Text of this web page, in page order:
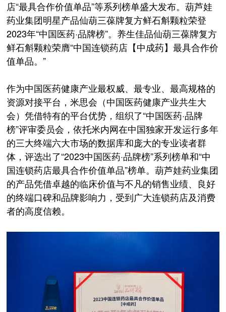
店“最具合作价值单品”等系列榜单盛大发布。葫芦娃
药业集团明星产品仙葫三葆牌复方鲜石斛颗粒荣登
2023年“中国医药·品牌榜”。养生佳品仙葫三葆牌复方
鲜石斛颗粒荣膺“中国连锁药店【中成药】最具合作价
值单品。”
作为中国医药健康产业最权威、最专业、最高规格的
资源对接平台，米思会（中国医药健康产业共生大
会）凭借特有的平台优势，组织了“中国医药·品牌
榜”评审委员会，依托米内网在中国独家开发运行多年
的三大终端六大市场的数据库和庞大的专业读者群
体，评选出了“2023中国医药·品牌榜”系列榜单和“中
国连锁药店最具合作价值单品”榜单。葫芦娃药业集团
的产品凭借卓越的临床价值与不凡的销售业绩、良好
的终端口碑和品牌影响力，受到广大连锁药店及消费
者的高度信赖。